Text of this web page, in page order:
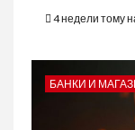
4 недели тому
БАНКИ И